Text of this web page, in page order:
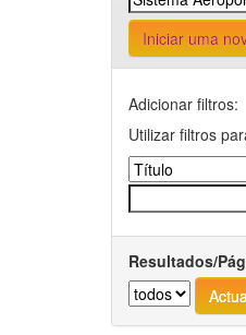
Iniciar uma
Adicionar filtros:
Utilizar filtros
Resultados/